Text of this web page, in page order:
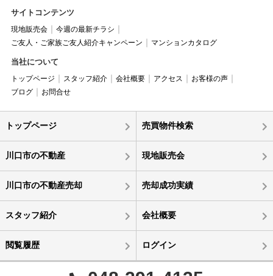
サイトコンテンツ
現地販売会
今週の最新チラシ
ご友人・ご家族ご友人紹介キャンペーン
マンションカタログ
当社について
トップページ スタッフ紹介 会社概要 アクセス
お客様の声
ブログ
お問合せ
トップページ 売買物件検索
川口市の不動産 現地販売会
川口市の不動産売却 売却成功実績
スタッフ紹介 会社概要
閲覧履歴 ログイン